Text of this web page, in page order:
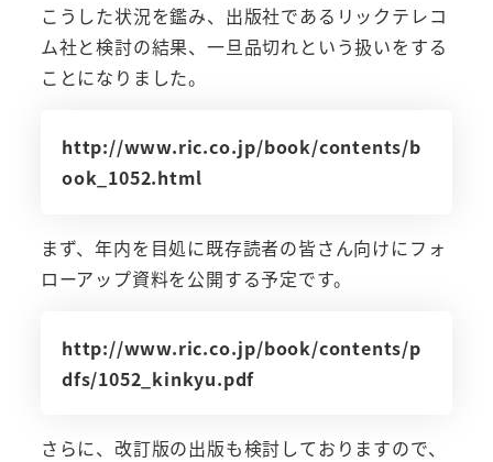
こうした状況を鑑み、出版社であるリックテレコ
ム社と検討の結果、一旦品切れという扱いをする
ことになりました。
http://www.ric.co.jp/book/contents/b
ook_1052.html
まず、年内を目処に既存読者の皆さん向けにフォ
ローアップ資料を公開する予定です。
http://www.ric.co.jp/book/contents/p
dfs/1052_kinkyu.pdf
さらに、改訂版の出版も検討しておりますので、